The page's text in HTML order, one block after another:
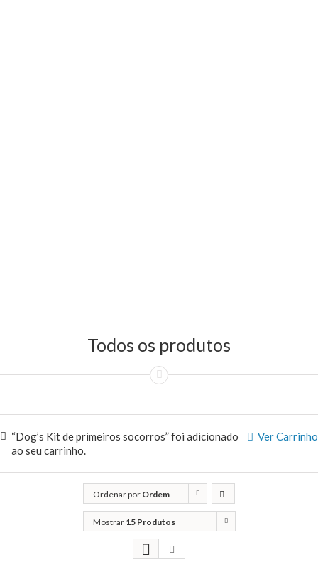
Todos os produtos
Ver Carrinho
“Dog’s Kit de primeiros socorros” foi adicionado
ao seu carrinho.
Ordenar por Ordem
predefinida
Mostrar 15 Produtos